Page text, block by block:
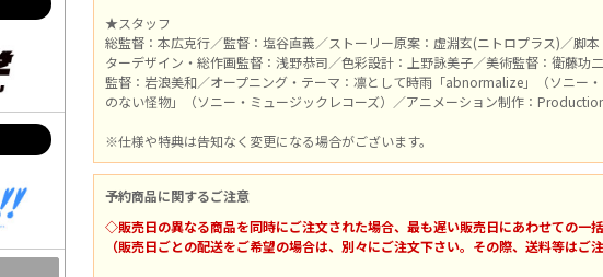
★スタッフ
総監督：本広克行／監督：塩谷直義／ストーリー原案：虚淵玄(ニトロプラス)／脚
ターデザイン・総作画監督：浅野恭司／色彩設計：上野詠美子／美術監督：衛藤
監督：岩浪美和／オープニング・テーマ：凛として時雨「abnormalize」（ソニー
のない怪物」（ソニー・ミュージックレコーズ）／アニメーション制作：
※仕様や特典は告知なく変更になる場合がございます。
予約商品に関するご注意
◇販売日の異なる商品を同時にご注文された場合、最も遅い販売日にあわせての一括
（販売日ごとの配送をご希望の場合は、別々にご注文下さい。その際、送料等はご